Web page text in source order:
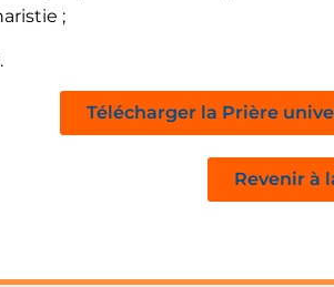
;
Télécharger la Prière
Revenir à